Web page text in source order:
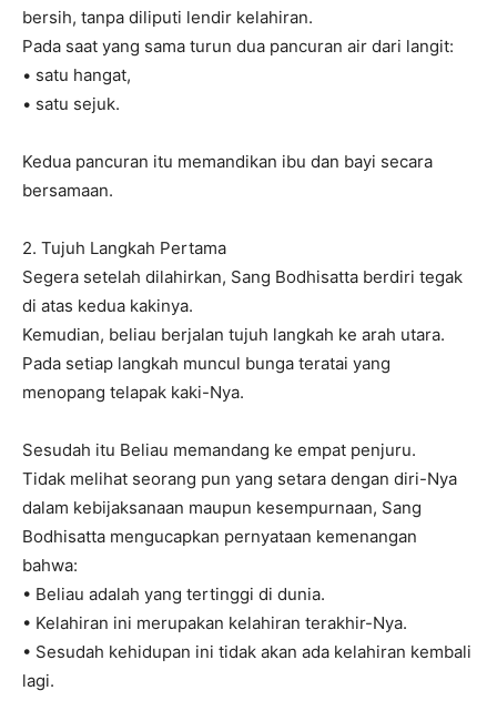
bersih, tanpa diliputi lendir kelahiran.
Pada saat yang sama turun dua pancuran air dari langit:
• satu hangat,
• satu sejuk.
Kedua pancuran itu memandikan ibu dan bayi secara
bersamaan.
2. Tujuh Langkah Pertama
Segera setelah dilahirkan, Sang Bodhisatta berdiri tegak
di atas kedua kakinya.
Kemudian, beliau berjalan tujuh langkah ke arah utara.
Pada setiap langkah muncul bunga teratai yang
menopang telapak kaki-Nya.
Sesudah itu Beliau memandang ke empat penjuru.
Tidak melihat seorang pun yang setara dengan diri-Nya
dalam kebijaksanaan maupun kesempurnaan, Sang
Bodhisatta mengucapkan pernyataan kemenangan
bahwa:
• Beliau adalah yang tertinggi di dunia.
• Kelahiran ini merupakan kelahiran terakhir-Nya.
• Sesudah kehidupan ini tidak akan ada kelahiran kembali
lagi.